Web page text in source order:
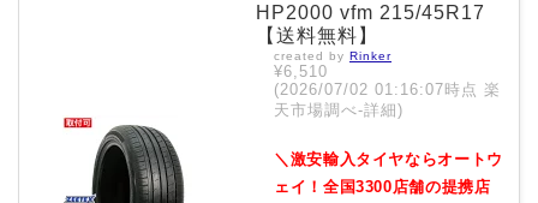
HP2000 vfm 215/45R17
【送料無料】
created by Rinker
¥6,510
(2026/07/02 01:16:07時点 楽
天市場調べ-詳細)
＼激安輸入タイヤならオートウ
ェイ！全国3300店舗の提携店